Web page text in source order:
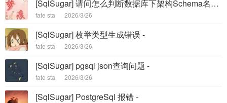
[SqlSugar] 请问怎么判断数据库下架构Schema名称是否存在 -
fate sta 2026/3/26
[SqlSugar] 枚举类型生成错误 -
fate sta 2026/3/26
[SqlSugar] pgsql json查询问题 -
fate sta 2026/3/26
[SqlSugar] PostgreSql 报错 -